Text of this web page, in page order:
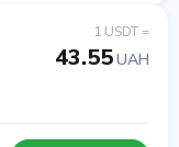
1 USDT =
43.55UAH